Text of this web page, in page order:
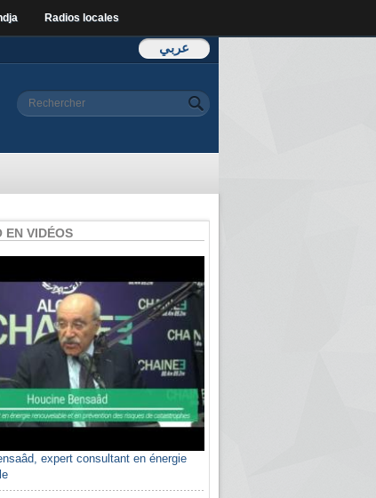
Radios locales
عربي
Formulaire de
Rechercher
EN VIDÉOS
expert consultant en énergie